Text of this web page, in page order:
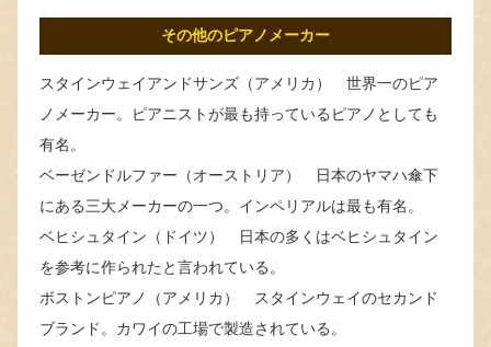
その他のピアノメーカー
スタインウェイアンドサンズ（アメリカ） 世界一のピア
ノメーカー。ピアニストが最も持っているピアノとしても
有名。
ベーゼンドルファー（オーストリア） 日本のヤマハ傘下
にある三大メーカーの一つ。インペリアルは最も有名。
ベヒシュタイン（ドイツ） 日本の多くはベヒシュタイン
を参考に作られたと言われている。
ボストンピアノ（アメリカ） スタインウェイのセカンド
ブランド。カワイの工場で製造されている。